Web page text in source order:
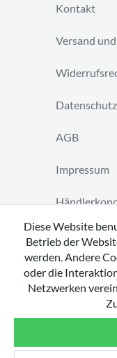
Kontakt
Versand
AGB
Impressum
Vertrag
Diese Website
Betrieb der
werden. Andere
oder die
Netzwerken